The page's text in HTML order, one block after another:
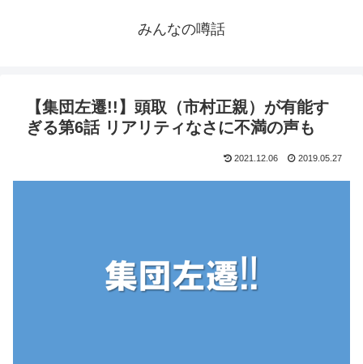
みんなの噂話
【集団左遷!!】頭取（市村正親）が有能す
ぎる第6話 リアリティなさに不満の声も
2021.12.06 2019.05.27